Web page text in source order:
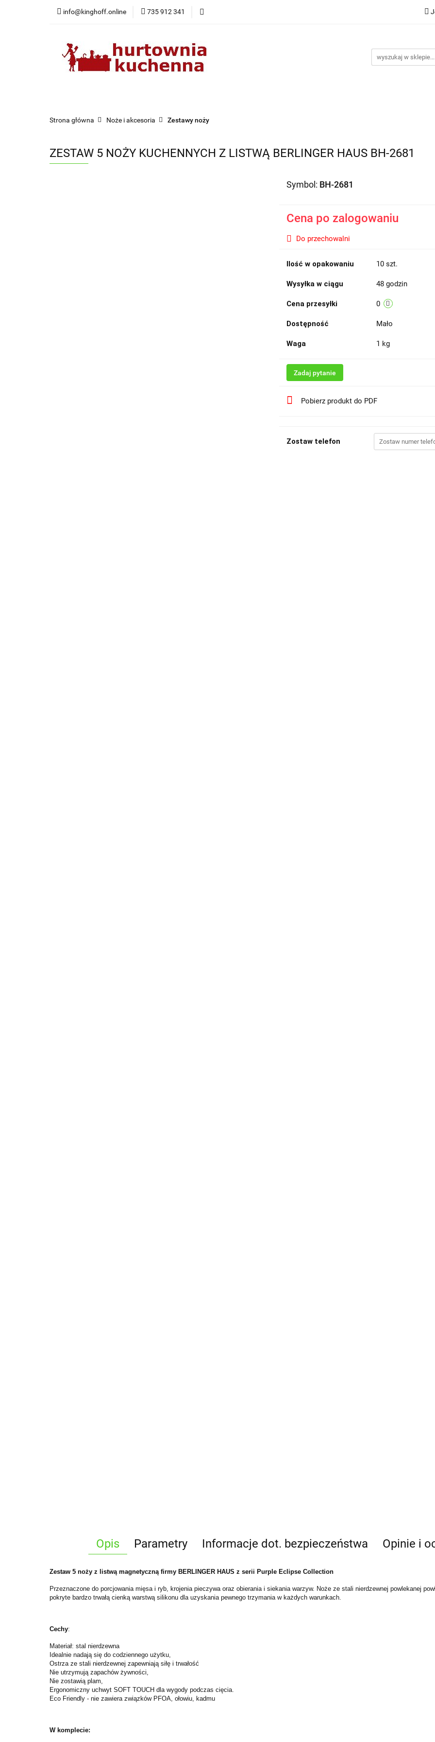
info@kinghoff.online 735 912 341
Kategorie
Strona główna Noże i akcesoria Zestawy noży
ZESTAW 5 NOŻY KUCHENNYCH Z LISTWĄ BERLINGER HAUS BH-2681
Symbol: BH-2681
Cena po zalogowaniu
Do przechowalni
Ilość w opakowaniu 10 szt.
Wysyłka w ciągu 48 godzin
Cena przesyłki 0
Dostępność Mało
Waga 1 kg
Zadaj pytanie
Pobierz produkt do PDF
Zostaw telefon
Opis Parametry Informacje dot. bezpieczeństwa Opinie i
Zestaw 5 noży z listwą magnetyczną firmy BERLINGER HAUS z serii Purple Eclipse Collection
Przeznaczone do porcjowania mięsa i ryb, krojenia pieczywa oraz obierania i siekania warzyw. Noże ze stali nierdzewnej powlekanej
pokryte bardzo trwałą cienką warstwą silikonu dla uzyskania pewnego trzymania w każdych warunkach.
Cechy:
Materiał: stal nierdzewna
Idealnie nadają się do codziennego użytku,
Ostrza ze stali nierdzewnej zapewniają siłę i trwałość
Nie utrzymują zapachów żywności,
Nie zostawią plam,
Ergonomiczny uchwyt SOFT TOUCH dla wygody podczas cięcia.
Eco Friendly - nie zawiera związków PFOA, ołowiu, kadmu
W komplecie: